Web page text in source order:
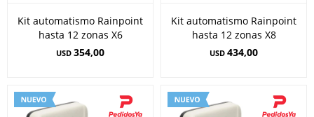
Kit automatismo Rainpoint
hasta 12 zonas X6
USD 354,00
Kit automatismo Rainpoint
hasta 12 zonas X8
USD 434,00